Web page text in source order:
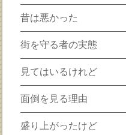
昔は悪かった
街を守る者の実態
見てはいるけれど
面倒を見る理由
盛り上がったけど